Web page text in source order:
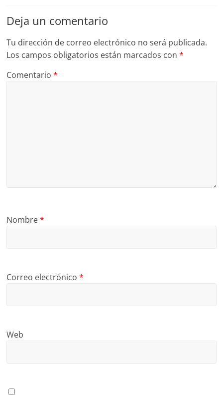
Deja un comentario
Tu dirección de correo electrónico no será publicada.
Los campos obligatorios están marcados con*
Comentario*
Nombre*
Correo electrónico*
Web